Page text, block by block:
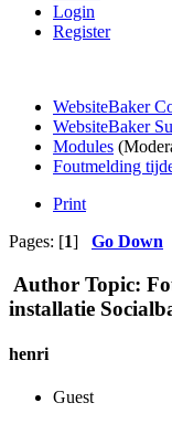
Login
Register
WebsiteBaker
WebsiteBaker
Modules
Foutmelding
Print
Pages: [1] Go Down
Author Topic:
installatie
henri
Guest